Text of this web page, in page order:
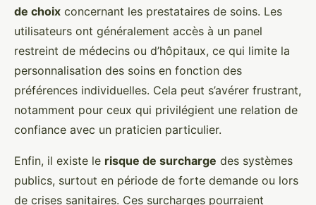
de choix concernant les prestataires de soins. Les
utilisateurs ont généralement accès à un panel
restreint de médecins ou d’hôpitaux, ce qui limite la
personnalisation des soins en fonction des
préférences individuelles. Cela peut s’avérer frustrant,
notamment pour ceux qui privilégient une relation de
confiance avec un praticien particulier.
Enfin, il existe le risque de surcharge des systèmes
publics, surtout en période de forte demande ou lors
de crises sanitaires. Ces surcharges pourraient